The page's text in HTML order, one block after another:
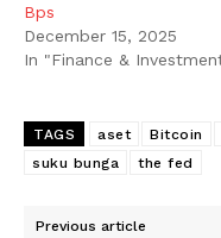
Bps
December 15, 2025
In "Finance &
TAGS aset Bitcoin
suku bunga
the fed
Previous article